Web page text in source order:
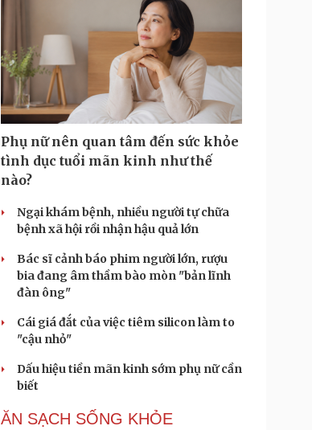
Phụ nữ nên quan tâm đến sức khỏe
tình dục tuổi mãn kinh như thế
nào?
Ngại khám bệnh, nhiều người tự chữa
bệnh xã hội rồi nhận hậu quả lớn
Bác sĩ cảnh báo phim người lớn, rượu
bia đang âm thầm bào mòn "bản lĩnh
đàn ông"
Cái giá đắt của việc tiêm silicon làm to
"cậu nhỏ"
Dấu hiệu tiền mãn kinh sớm phụ nữ cần
biết
ĂN SẠCH SỐNG KHỎE